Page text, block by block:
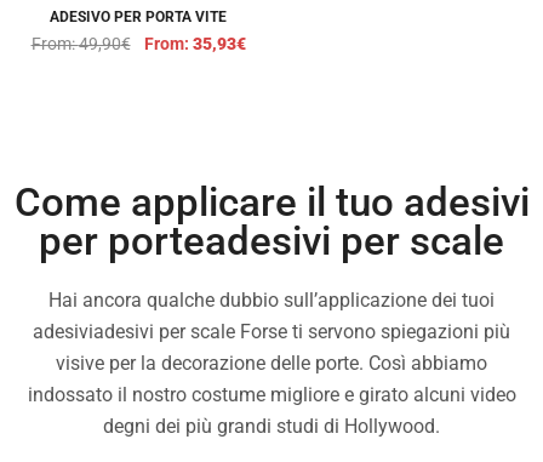
ADESIVO PER PORTA VITE
From:49,90€ From: 35,93€
Come applicare il tuo adesivi
per porteadesivi per scale
Hai ancora qualche dubbio sull’applicazione dei tuoi
adesiviadesivi per scale Forse ti servono spiegazioni più
visive per la decorazione delle porte. Così abbiamo
indossato il nostro costume migliore e girato alcuni video
degni dei più grandi studi di Hollywood.